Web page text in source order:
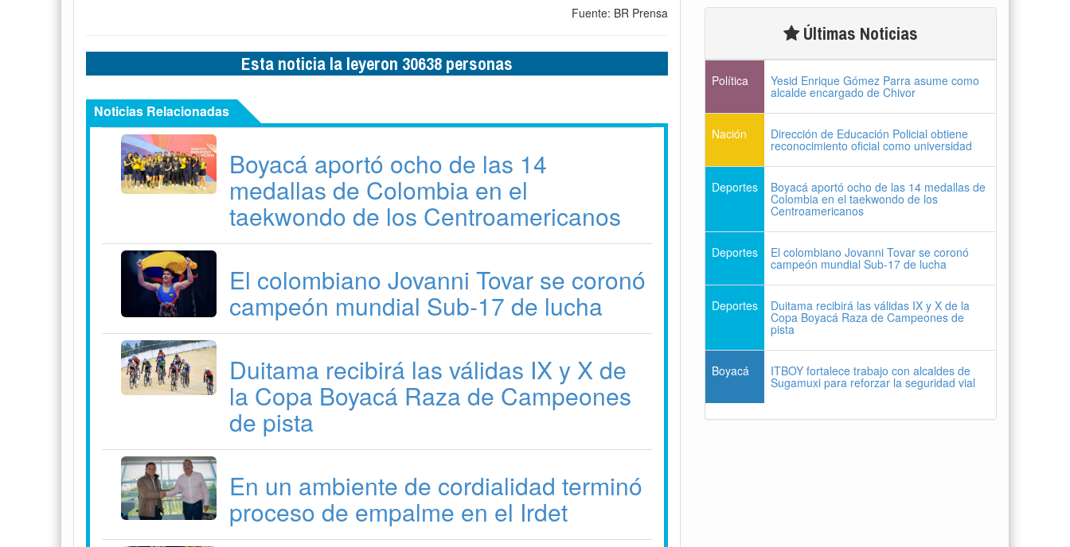
Fuente: BR Prensa
Esta noticia la leyeron 30638 personas
Noticias Relacionadas
Boyacá aportó ocho de las 14
medallas de Colombia en el
taekwondo de los Centroamericanos
El colombiano Jovanni Tovar se coronó
campeón mundial Sub-17 de lucha
Duitama recibirá las válidas IX y X de
la Copa Boyacá Raza de Campeones
de pista
En un ambiente de cordialidad terminó
proceso de empalme en el Irdet
Últimas Noticias
Política Yesid Enrique Gómez Parra asume como
alcalde encargado de Chivor
Nación Dirección de Educación Policial obtiene
reconocimiento oficial como universidad
Deportes Boyacá aportó ocho de las 14 medallas de
Colombia en el taekwondo de los
Centroamericanos
Deportes El colombiano Jovanni Tovar se coronó
campeón mundial Sub-17 de lucha
Deportes Duitama recibirá las válidas IX y X de la
Copa Boyacá Raza de Campeones de
pista
Boyacá ITBOY fortalece trabajo con alcaldes de
Sugamuxi para reforzar la seguridad vial